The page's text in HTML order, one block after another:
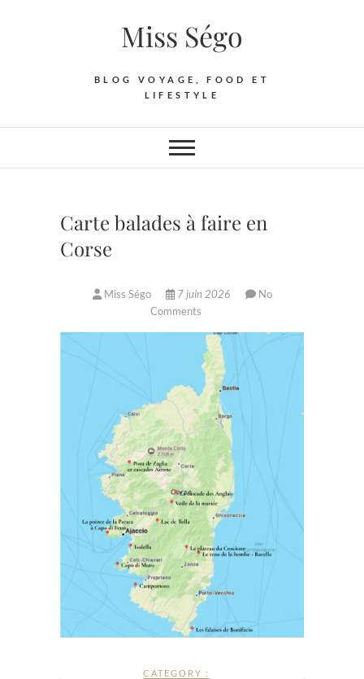
Miss Ségo
BLOG VOYAGE, FOOD ET
LIFESTYLE
Carte balades à faire en
Corse
Miss Ségo 7 juin 2026
No
Comments
CATEGORY :